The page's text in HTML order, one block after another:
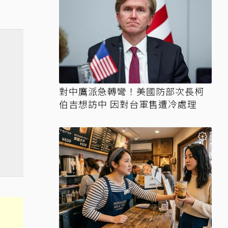
對中鷹派急轉彎！美國防部次長柯
伯吉想訪中 因對台軍售遭冷處理